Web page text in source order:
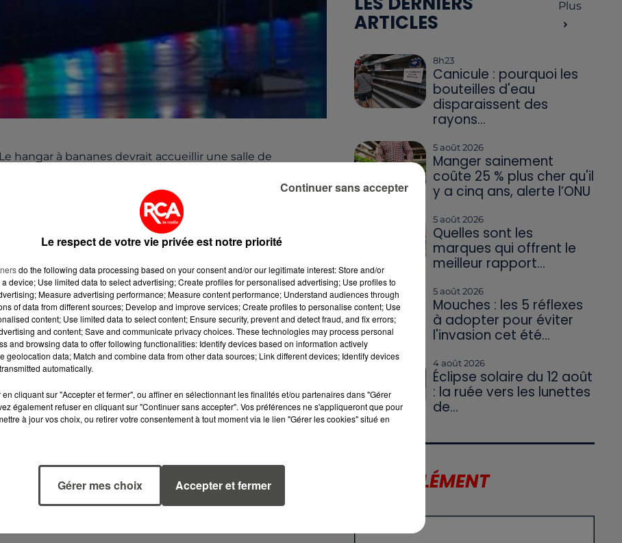
hangar à bananes devrait accueillir une salle de
Des spectacles de divertissements et pour enfants
est à l'origine de ce projet. Cette salle devrait
COÛTE 25 % PLUS
CHER QU'IL Y A
CINQ ANS,
OFFRENT LE
MEILLEUR
RAPPORT...
ARTICLES
Plus
8h23
Canicule : pourquoi les
bouteilles d'eau
disparaissent des
rayons...
5 août 2026
Manger sainement
coûte 25 % plus cher qu'il
y a cinq ans, alerte l’ONU
5 août 2026
Quelles sont les
marques qui offrent le
meilleur rapport...
5 août 2026
Mouches : les 5 réflexes
à adopter pour éviter
l'invasion cet été...
4 août 2026
Éclipse solaire du 12 août
: la ruée vers les lunettes
de...
LE SUPPLÉMENT
Le respect de votre vie privée est notre priorité
do the following data processing based on your consent and/or our legitimate interest: Store and/or
device; Use limited data to select advertising; Create profiles for personalised advertising; Use profiles to
Measure advertising performance; Measure content performance; Understand audiences through
of data from different sources; Develop and improve services; Create profiles to personalise content; Use
content; Use limited data to select content; Ensure security, prevent and detect fraud, and fix errors;
and content; Save and communicate privacy choices. These technologies may process personal
and browsing data to offer following functionalities: Identify devices based on information actively
geolocation data; Match and combine data from other data sources; Link different devices; Identify devices
automatically.
cliquant sur "Accepter et fermer", ou affiner en sélectionnant les finalités et/ou partenaires dans "Gérer
également refuser en cliquant sur "Continuer sans accepter". Vos préférences ne s'appliqueront que pour
à jour vos choix, ou retirer votre consentement à tout moment via le lien "Gérer les cookies" situé en
Gérer mes choix Accepter et fermer
Continuer sans accepter